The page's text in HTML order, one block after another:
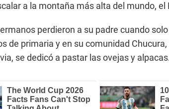
a la montaña más alta del mundo, el
perdieron a su padre cuando
de primaria y en su comunidad
se dedicó a pastar las ovejas y